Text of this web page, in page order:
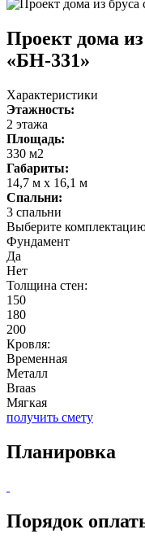
Проект дома
«БH-331»
Характеристики
Этажность:
2 этажа
Площадь:
330 м2
Габариты:
14,7 м x 16,1 м
Спальни:
3 спальни
Выберите
Фундамент
Да
Нет
Толщина стен:
150
180
200
Кровля:
Временная
Металл
Braas
Мягкая
получить смету
Планировка
Порядок